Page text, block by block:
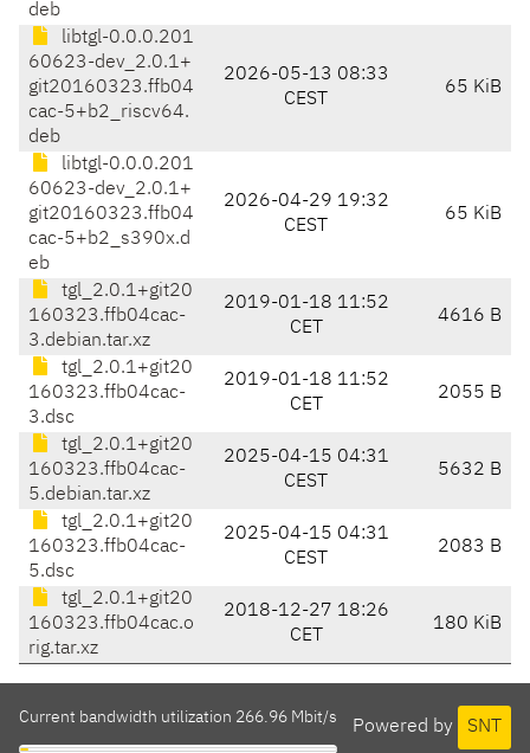
deb
libtgl-0.0.0.201
60623-dev_2.0.1+
git20160323.ffb04
cac-5+b2_riscv64.
deb
2026-05-13 08:33
CEST
65 KiB
libtgl-0.0.0.201
60623-dev_2.0.1+
git20160323.ffb04
cac-5+b2_s390x.d
eb
2026-04-29 19:32
CEST
65 KiB
tgl_2.0.1+git20
160323.ffb04cac-
3.debian.tar.xz
2019-01-18 11:52
CET
4616 B
tgl_2.0.1+git20
160323.ffb04cac-
3.dsc
2019-01-18 11:52
CET
2055 B
tgl_2.0.1+git20
160323.ffb04cac-
5.debian.tar.xz
2025-04-15 04:31
CEST
5632 B
tgl_2.0.1+git20
160323.ffb04cac-
5.dsc
2025-04-15 04:31
CEST
2083 B
tgl_2.0.1+git20
160323.ffb04cac.o
rig.tar.xz
2018-12-27 18:26
CET
180 KiB
Powered by SNT
Current bandwidth utilization 266.96 Mbit/s